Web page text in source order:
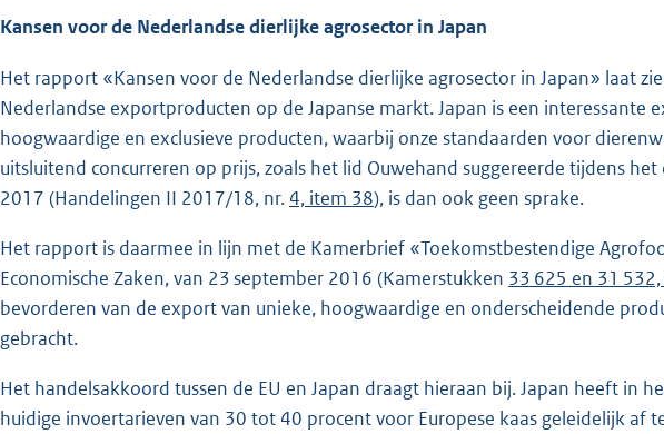
Kansen voor de Nederlandse dierlijke agrosector in Japan
Het rapport «Kansen voor de Nederlandse dierlijke agrosector in Japan» laat
Nederlandse exportproducten op de Japanse markt. Japan is een interessante
hoogwaardige en exclusieve producten, waarbij onze standaarden voor
uitsluitend concurreren op prijs, zoals het lid Ouwehand suggereerde tijdens
2017 (Handelingen II 2017/18, nr. 4, item 38), is dan ook geen sprake.
Het rapport is daarmee in lijn met de Kamerbrief «Toekomstbestendige
Economische Zaken, van 23 september 2016 (Kamerstukken 33 625 en 31
bevorderen van de export van unieke, hoogwaardige en onderscheidende
gebracht.
Het handelsakkoord tussen de EU en Japan draagt hieraan bij. Japan heeft in
huidige invoertarieven van 30 tot 40 procent voor Europese kaas geleidelijk af